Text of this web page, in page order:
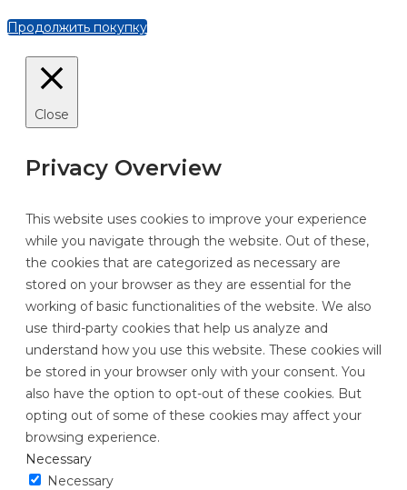
Продолжить покупку
Close
Privacy Overview
This website uses cookies to improve your experience
while you navigate through the website. Out of these,
the cookies that are categorized as necessary are
stored on your browser as they are essential for the
working of basic functionalities of the website. We also
use third-party cookies that help us analyze and
understand how you use this website. These cookies will
be stored in your browser only with your consent. You
also have the option to opt-out of these cookies. But
opting out of some of these cookies may affect your
browsing experience.
Necessary
Necessary